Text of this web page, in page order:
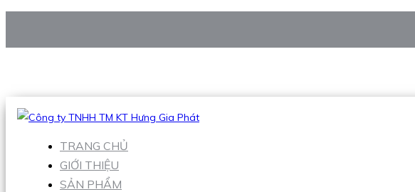
Hotline:0938 906 663
TRANG CHỦ
GIỚI THIỆU
SẢN PHẨM